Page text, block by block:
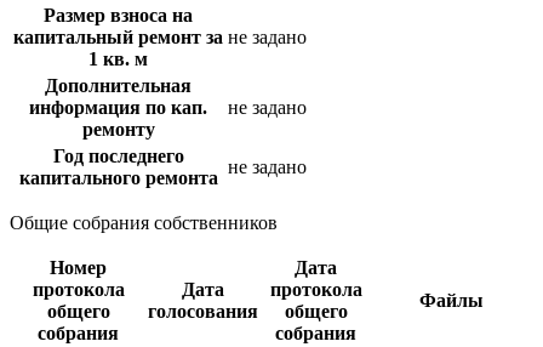
Размер взноса на
капитальный ремонт за
1 кв. м
не задано
Дополнительная
информация по кап.
ремонту
не задано
Год последнего
капитального ремонта
не задано
Общие собрания собственников
Номер
протокола
общего
собрания
Дата
голосования
Дата
протокола
общего
собрания
Файлы